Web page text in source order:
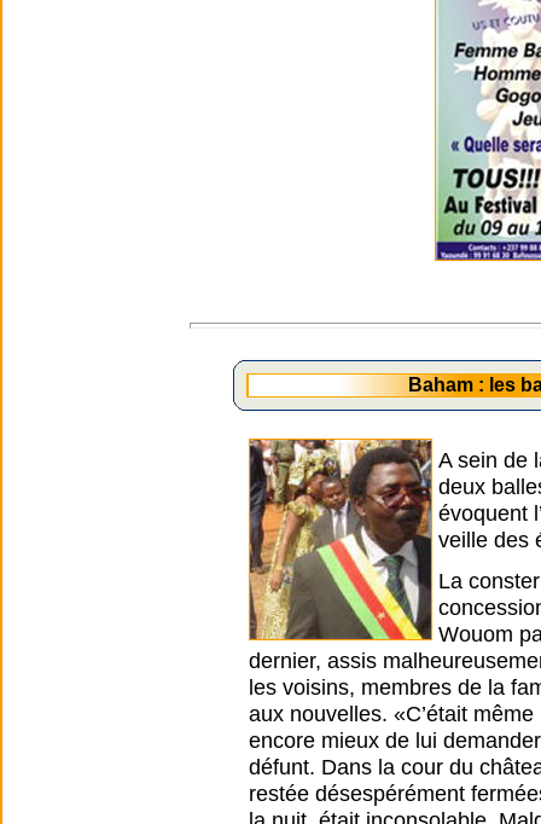
Baham : les
A sein de
deux
évoquent
veille des
La
Wouom
dernier, assis
les voisins, membres de la
aux nouvelles. «C’était
encore mieux de lui
défunt. Dans la cour du
restée désespérément